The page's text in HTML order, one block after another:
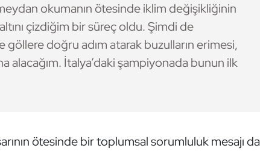
okumanın ötesinde iklim değişikliğinin
çizdiğim bir süreç oldu. Şimdi de
göllere doğru adım atarak buzulların erimesi,
alacağım. İtalya’daki şampiyonada bunun ilk
ötesinde bir toplumsal sorumluluk mesajı da